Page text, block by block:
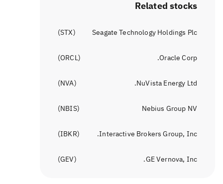
Related stocks
Seagate Technology Holdings Plc
(
STX
)
Oracle Corp.
(
ORCL
)
NuVista Energy Ltd.
(
NVA
)
Nebius Group NV
(
NBIS
)
Interactive Brokers Group, Inc.
(
IBKR
)
GE Vernova, Inc.
(
GEV
)